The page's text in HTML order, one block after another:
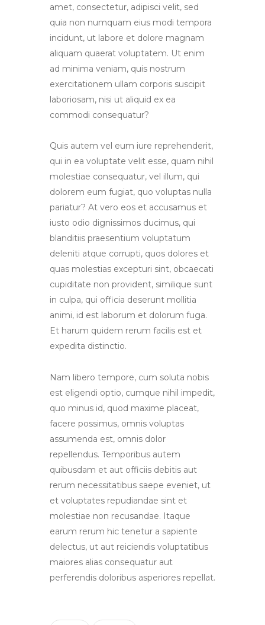
amet, consectetur, adipisci velit, sed
quia non numquam eius modi tempora
incidunt, ut labore et dolore magnam
aliquam quaerat voluptatem. Ut enim
ad minima veniam, quis nostrum
exercitationem ullam corporis suscipit
laboriosam, nisi ut aliquid ex ea
commodi consequatur?
Quis autem vel eum iure reprehenderit,
qui in ea voluptate velit esse, quam nihil
molestiae consequatur, vel illum, qui
dolorem eum fugiat, quo voluptas nulla
pariatur? At vero eos et accusamus et
iusto odio dignissimos ducimus, qui
blanditiis praesentium voluptatum
deleniti atque corrupti, quos dolores et
quas molestias excepturi sint, obcaecati
cupiditate non provident, similique sunt
in culpa, qui officia deserunt mollitia
animi, id est laborum et dolorum fuga.
Et harum quidem rerum facilis est et
expedita distinctio.
Nam libero tempore, cum soluta nobis
est eligendi optio, cumque nihil impedit,
quo minus id, quod maxime placeat,
facere possimus, omnis voluptas
assumenda est, omnis dolor
repellendus. Temporibus autem
quibusdam et aut officiis debitis aut
rerum necessitatibus saepe eveniet, ut
et voluptates repudiandae sint et
molestiae non recusandae. Itaque
earum rerum hic tenetur a sapiente
delectus, ut aut reiciendis voluptatibus
maiores alias consequatur aut
perferendis doloribus asperiores repellat.